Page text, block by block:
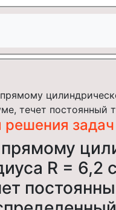
решения
R = 6,2